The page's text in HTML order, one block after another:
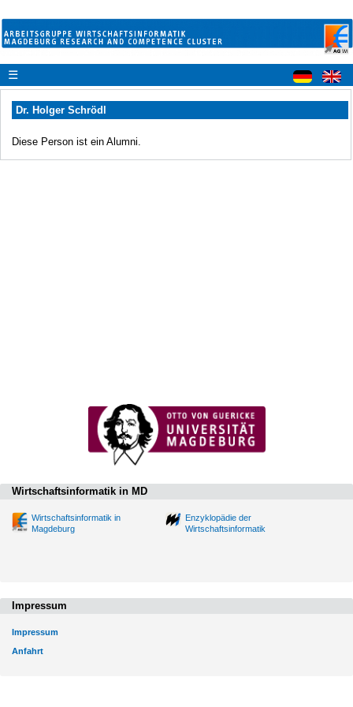
☰
Dr. Holger Schrödl
Diese Person ist ein Alumni.
Wirtschaftsinformatik in MD
Wirtschaftsinformatik in
Magdeburg
Enzyklopädie der
Wirtschaftsinformatik
Impressum
Impressum
Anfahrt